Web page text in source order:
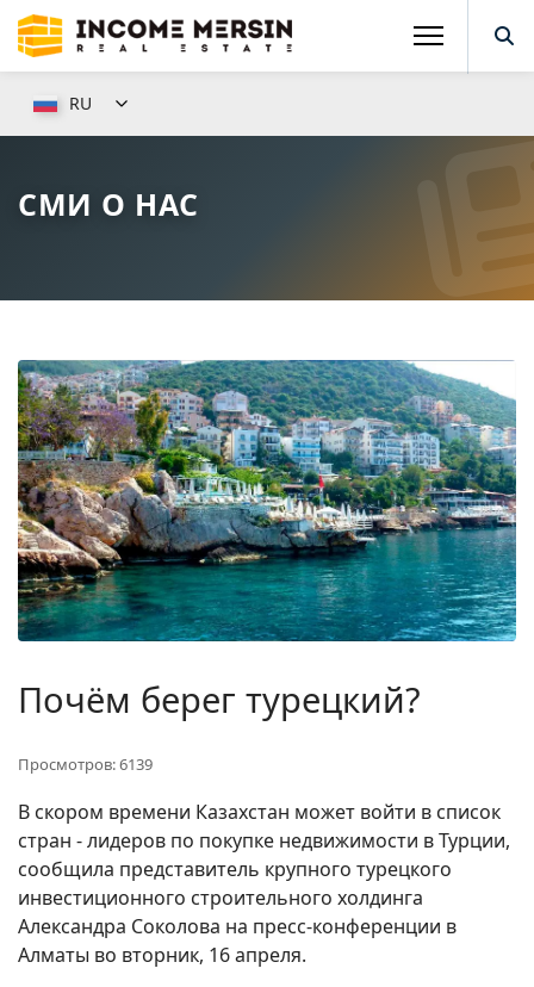
RU
СМИ О НАС
Почём берег турецкий?
Просмотров: 6139
В скором времени Казахстан может войти в список
стран - лидеров по покупке недвижимости в Турции,
сообщила представитель крупного турецкого
инвестиционного строительного холдинга
Александра Соколова на пресс-конференции в
Алматы во вторник, 16 апреля.